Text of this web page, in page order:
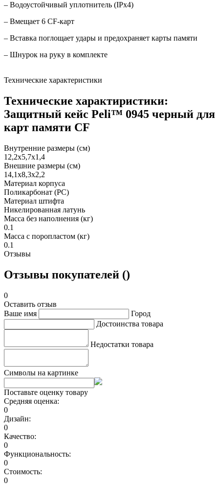
– Водоустойчивый уплотнитель (IPx4)
– Вмещает 6 CF-карт
– Вставка поглощает удары и предохраняет карты памяти
– Шнурок на руку в комплекте
Технические характеристики
Технические характиристики:
Защитный кейс Peli™ 0945 черный для
карт памяти CF
Внутренние размеры (см)
12,2x5,7x1,4
Внешние размеры (см)
14,1x8,3x2,2
Материал корпуса
Поликарбонат (PC)
Материал штифта
Никелированная латунь
Масса без наполнения (кг)
0.1
Масса с поропластом (кг)
0.1
Отзывы
Отзывы покупателей ()
0
Оставить отзыв
Ваше имя
Город
Достоинства товара
Недостатки товара
Символы на картинке
Поставьте оценку товару
Средняя оценка:
0
Дизайн:
0
Качество:
0
Функциональность:
0
Стоимость:
0